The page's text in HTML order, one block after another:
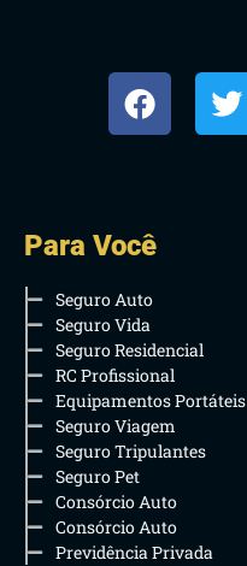
Para Você
Seguro Auto
Seguro Vida
Seguro Residencial
RC Profissional
Equipamentos Portáteis
Seguro Viagem
Seguro Tripulantes
Seguro Pet
Consórcio Auto
Consórcio Auto
Previdência Privada